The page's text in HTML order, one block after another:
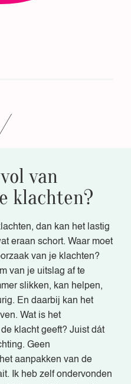
van
klachten?
dan kan het lastig
eraan schort. Waar moet
van je klachten?
van je uitslag af te
slikken, kan helpen,
En daarbij kan het
Wat is het
klacht geeft? Juist dát
Geen
aanpakken van de
Ik heb zelf ondervonden